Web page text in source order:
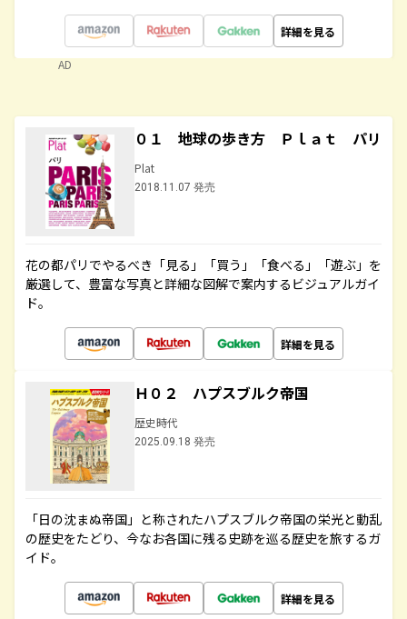
詳細を見る
AD
０１ 地球の歩き方 Ｐｌａｔ パリ
Plat
2018.11.07 発売
花の都パリでやるべき「見る」「買う」「食べる」「遊ぶ」を
厳選して、豊富な写真と詳細な図解で案内するビジュアルガイ
ド。
詳細を見る
Ｈ０２ ハプスブルク帝国
歴史時代
2025.09.18 発売
「日の沈まぬ帝国」と称されたハプスブルク帝国の栄光と動乱
の歴史をたどり、今なお各国に残る史跡を巡る歴史を旅するガ
イド。
詳細を見る